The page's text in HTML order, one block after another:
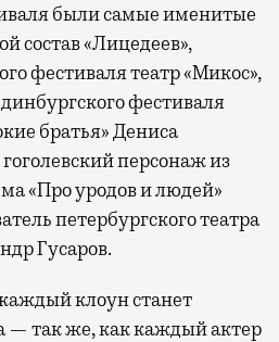
были самые именитые
состав «Лицедеев»,
фестиваля театр «Микос»,
фестиваля
братья» Дениса
персонаж из
«Про уродов и людей»
петербургского театра
Гусаров.
клоун станет
— так же, как каждый актер